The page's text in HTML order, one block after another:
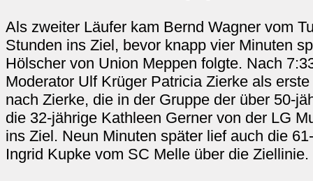
Als zweiter Läufer kam Bernd Wagner vom
Stunden ins Ziel, bevor knapp vier Minuten
Hölscher von Union Meppen folgte. Nach
Moderator Ulf Krüger Patricia Zierke als
nach Zierke, die in der Gruppe der über 50-
die 32-jährige Kathleen Gerner von der LG
ins Ziel. Neun Minuten später lief auch die
Ingrid Kupke vom SC Melle über die Ziellinie.